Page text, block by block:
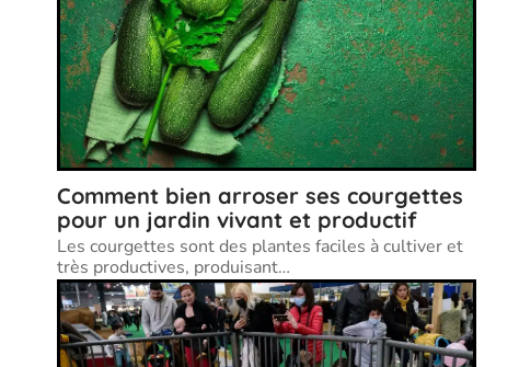
Comment bien arroser ses courgettes
pour un jardin vivant et productif
Les courgettes sont des plantes faciles à cultiver et
très productives, produisant…